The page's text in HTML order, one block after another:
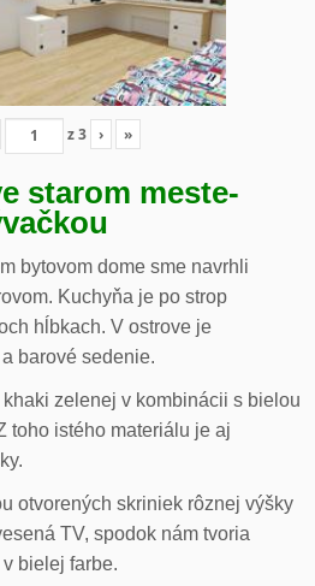
z3 › »
starom meste-
bytovom dome sme navrhli
Kuchyňa je po strop
hĺbkach. V ostrove je
barové sedenie.
zelenej v kombinácii s bielou
toho istého materiálu je aj
otvorených skriniek rôznej výšky
TV, spodok nám tvoria
bielej farbe.